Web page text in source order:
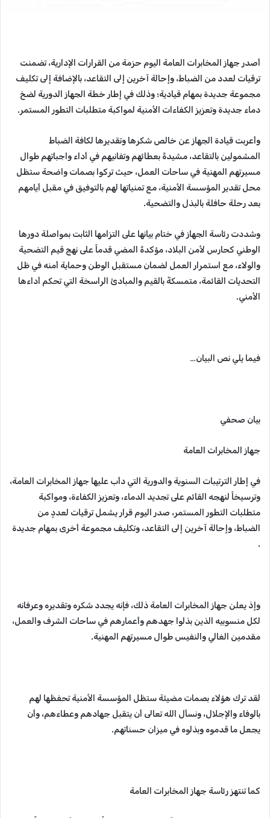
​أصدر جهاز المخابرات العامة اليوم حزمة من القرارات الإدارية، تضمنت
ترقيات لعدد من الضباط، وإحالة آخرين إلى التقاعد، بالإضافة إلى تكليف
مجموعة جديدة بمهام قيادية؛ وذلك في إطار خطة الجهاز الدورية لضخ
دماء جديدة وتعزيز الكفاءات الأمنية لمواكبة متطلبات التطور المستمر.
​وأعربت قيادة الجهاز عن خالص شكرها وتقديرها لكافة الضباط
المشمولين بالتقاعد، مشيدةً بعطائهم وتفانيهم في أداء واجباتهم طوال
مسيرتهم المهنية في ساحات العمل، حيث تركوا بصمات واضحة ستظل
محل تقدير المؤسسة الأمنية، مع تمنياتها لهم بالتوفيق في مقبل أيامهم
بعد رحلة حافلة بالبذل والتضحية.
​وشددت رئاسة الجهاز في ختام بيانها على التزامها الثابت بمواصلة دورها
الوطني كحارس لأمن البلاد، مؤكدةً المضي قدماً على نهج قيم التضحية
والولاء، مع استمرار العمل لضمان مستقبل الوطن وحماية أمنه في ظل
التحديات القائمة، متمسكةً بالقيم والمبادئ الراسخة التي تحكم أداءها
الأمني.
فيما يلي نص البيان…
بيان صحفي
جهاز المخابرات العامة
في إطار الترتيبات السنوية والدورية التي دأب عليها جهاز المخابرات العامة،
وترسيخاً لنهجه القائم على تجديد الدماء، وتعزيز الكفاءة، ومواكبة
متطلبات التطور المستمر، صدر اليوم قرار يشمل ترقيات لعددٍ من
الضباط، وإحالة آخرين إلى التقاعد، وتكليف مجموعة أخرى بمهام جديدة
.
وإذ يعلن جهاز المخابرات العامة ذلك، فإنه يجدد شكره وتقديره وعرفانه
لكل منسوبيه الذين بذلوا جهدهم وأعمارهم في ساحات الشرف والعمل،
مقدمين الغالي والنفيس طوال مسيرتهم المهنية.
لقد ترك هؤلاء بصمات مضيئة ستظل المؤسسة الأمنية تحفظها لهم
بالوفاء والإجلال، ونسأل الله تعالى أن يتقبل جهادهم وعطاءهم، وأن
يجعل ما قدموه وبذلوه في ميزان حسناتهم.
كما تنتهز رئاسة جهاز المخابرات العامة